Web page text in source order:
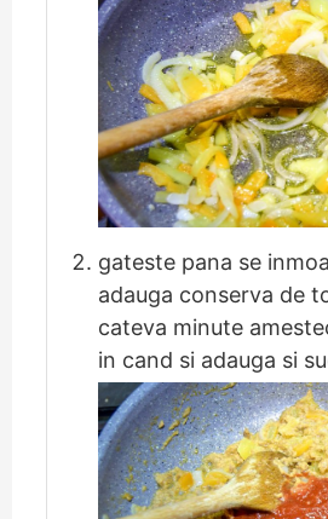
gateste pana se
adauga conserva de
cateva minute
in cand si adauga si